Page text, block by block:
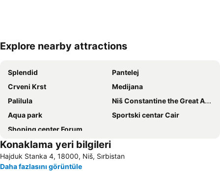
Haritayı genişlet
Explore nearby attractions
Splendid
Pantelej
Crveni Krst
Medijana
Palilula
Niš Constantine the Great Airport
Aqua park
Sportski centar Cair
Shoping center Forum
Konaklama yeri bilgileri
Hajduk Stanka 4, 18000, Niš, Sırbistan
Daha fazlasını görüntüle